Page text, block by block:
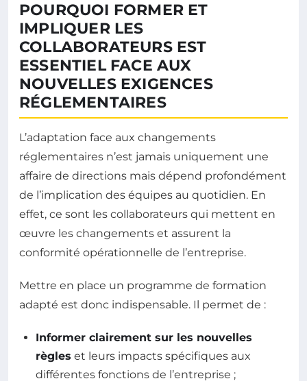
POURQUOI FORMER ET
IMPLIQUER LES
COLLABORATEURS EST
ESSENTIEL FACE AUX
NOUVELLES EXIGENCES
RÉGLEMENTAIRES
L’adaptation face aux changements
réglementaires n’est jamais uniquement une
affaire de directions mais dépend profondément
de l’implication des équipes au quotidien. En
effet, ce sont les collaborateurs qui mettent en
œuvre les changements et assurent la
conformité opérationnelle de l’entreprise.
Mettre en place un programme de formation
adapté est donc indispensable. Il permet de :
Informer clairement sur les nouvelles
règles et leurs impacts spécifiques aux
différentes fonctions de l’entreprise ;